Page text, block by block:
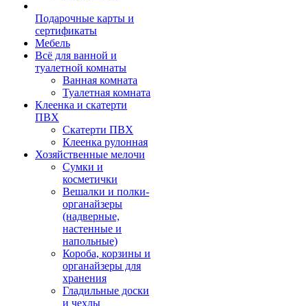
Подарочные карты и
сертификаты
Мебель
Всё для ванной и
туалетной комнаты
Ванная комната
Туалетная комната
Клеенка и скатерти
ПВХ
Скатерти ПВХ
Клеенка рулонная
Хозяйственные мелочи
Сумки и
косметички
Вешалки и полки-
органайзеры
(надверные,
настенные и
напольные)
Короба, корзины и
органайзеры для
хранения
Гладильные доски
и чехлы